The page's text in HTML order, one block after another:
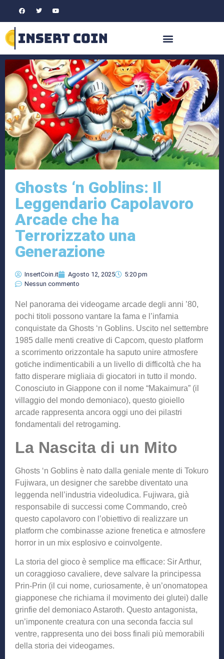
Ghosts ‘n Goblins: Il
Leggendario Capolavoro
Arcade che ha
Terrorizzato una
Generazione
InsertCoin.it Agosto 12, 2025
5:20 pm
Nessun commento
Nel panorama dei videogame arcade degli anni ’80,
pochi titoli possono vantare la fama e l’infamia
conquistate da Ghosts ‘n Goblins. Uscito nel settembre
1985 dalle menti creative di Capcom, questo platform
a scorrimento orizzontale ha saputo unire atmosfere
gotiche indimenticabili a un livello di difficoltà che ha
fatto disperare migliaia di giocatori in tutto il mondo.
Conosciuto in Giappone con il nome “Makaimura” (il
villaggio del mondo demoniaco), questo gioiello
arcade rappresenta ancora oggi uno dei pilastri
fondamentali del retrogaming.
La Nascita di un Mito
Ghosts ‘n Goblins è nato dalla geniale mente di Tokuro
Fujiwara, un designer che sarebbe diventato una
leggenda nell’industria videoludica. Fujiwara, già
responsabile di successi come Commando, creò
questo capolavoro con l’obiettivo di realizzare un
platform che combinasse azione frenetica e atmosfere
horror in un mix esplosivo e coinvolgente.
La storia del gioco è semplice ma efficace: Sir Arthur,
un coraggioso cavaliere, deve salvare la principessa
Prin-Prin (il cui nome, curiosamente, è un’onomatopea
giapponese che richiama il movimento dei glutei) dalle
grinfie del demoniaco Astaroth. Questo antagonista,
un’imponente creatura con una seconda faccia sul
ventre, rappresenta uno dei boss finali più memorabili
della storia dei videogames.